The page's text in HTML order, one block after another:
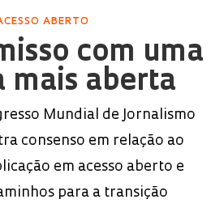
ABERTO
com uma
mais aberta
Mundial de Jornalismo
consenso em relação ao
em acesso aberto e
para a transição